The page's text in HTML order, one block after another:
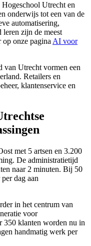
Utrecht en
onderwijs tot een van de
automatisering,
leren zijn de meest
op onze paginaAI voor
van Utrecht vormen een
Retailers en
klantenservice en
met 5 artsen en 3.200
De administratietijd
naar 2 minuten. Bij 50
dag aan
in het centrum van
voor
350 klanten worden nu in
handmatig werk per